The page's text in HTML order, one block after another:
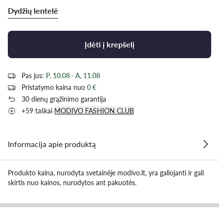
Dydžių lentelė
Įdėti į krepšelį
Pas jus: P, 10.08 - A, 11.08
Pristatymo kaina nuo 0 €
30 dienų grąžinimo garantija
+59 taškai MODIVO FASHION CLUB
Informacija apie produktą
Produkto kaina, nurodyta svetainėje modivo.lt, yra galiojanti ir gali
skirtis nuo kainos, nurodytos ant pakuotės.